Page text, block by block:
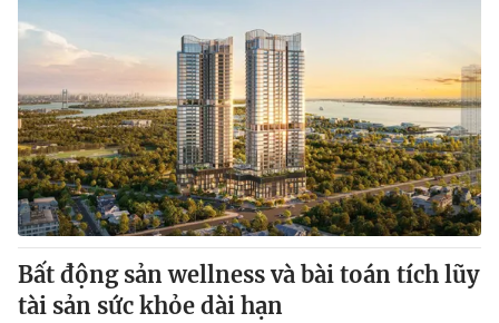
Thế giới
Tin tức
Thế giới đó đây
Câu chuyện quốc tế
Kinh tế
Tài chính
Thị trường
Góc doanh nghiệp
Dữ liệu và đời sống
Truyền hình
Phim VTV
Giải trí
Bất động sản wellness và bài toán tích lũy
tài sản sức khỏe dài hạn